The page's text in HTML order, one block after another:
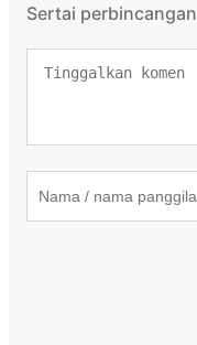
Sertai perbincangan